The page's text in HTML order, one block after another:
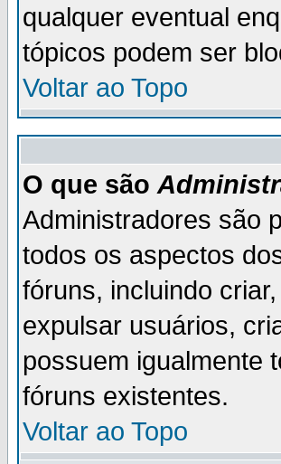
qualquer eventual
tópicos podem ser
Voltar ao Topo
O que são
Administradores são
todos os aspectos
fóruns, incluindo
expulsar usuários,
possuem igualmente
fóruns existentes.
Voltar ao Topo